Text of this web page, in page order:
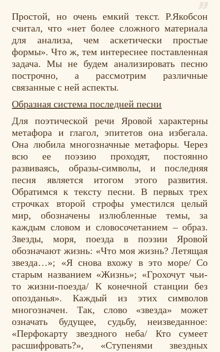
Простой, но очень емкий текст. Р.Якобсон
считал, что «нет более сложного материала
для анализа, чем аскетически простые
формы». Что ж, тем интереснее поставленная
задача. Мы не будем анализировать песню
построчно, а рассмотрим различные
связанные с ней аспекты.
Образная система последней песни
Для поэтической речи Яровой характерны
метафора и глагол, эпитетов она избегала.
Она любила многозначные метафоры. Через
всю ее поэзию проходят, постоянно
развиваясь, образы-символы, и последняя
песня является итогом этого развития.
Обратимся к тексту песни. В первых трех
строчках второй строфы уместился целый
мир, обозначены излюбленные темы, за
каждым словом и словосочетанием – образ.
Звезды, моря, поезда в поэзии Яровой
обозначают жизнь: «Что моя жизнь? Летящая
звезда…»; «Я снова вхожу в это море/ Со
старым названием «Жизнь»; «Грохочут чьи-
то жизни-поезда/ К конечной станции без
опозданья». Каждый из этих символов
многозначен. Так, слово «звезда» может
означать будущее, судьбу, неизведанное:
«Перфокарту звездного неба/ Кто сумеет
расшифровать?», «Ступенями звездных